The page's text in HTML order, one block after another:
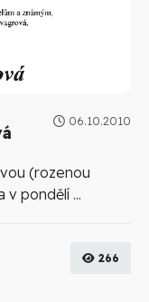
06.10.2010
(rozenou
pondělí ...
266